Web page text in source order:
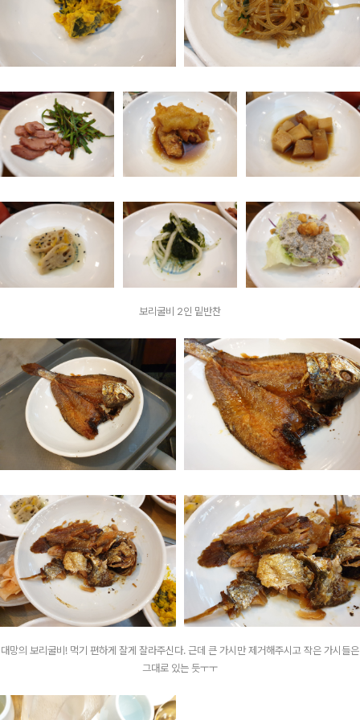
보리굴비 2인 밑반찬
대망의 보리굴비! 먹기 편하게 잘게 잘라주신다. 근데 큰 가시만 제거해주시고 작은 가시들은
그대로 있는 듯ㅜㅜ